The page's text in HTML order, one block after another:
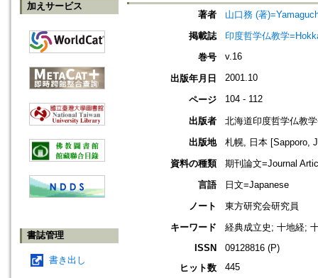
加えサービス
書誌管理
書き出し
著者
山口務 (著
掲載誌
印度哲学仏教学
巻号
v.16
出版年月日 2001.10
ページ 104 - 112
出版者
北海道印度哲学仏教
出版地
札幌, 日本 [Sapporo,
資料の種類
期刊論文=Journal
言語
日文=Japanese
ノート
東方研究会研究員
キーワード
経典成立史; 十地経;
ISSN
09128816 (P)
ヒット数
445